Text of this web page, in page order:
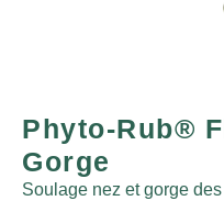
Phyto-Rub®
Gorge
Soulage nez et gorge